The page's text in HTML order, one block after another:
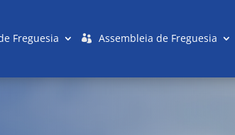
Freguesia Assembleia de Freguesia